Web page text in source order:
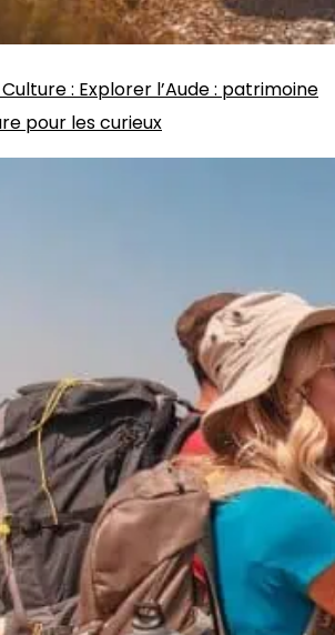
Culture: Explorer l’Aude : patrimoine
pour les curieux